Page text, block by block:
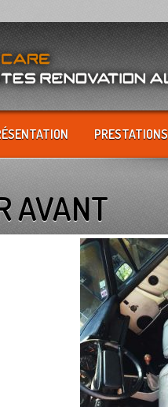
PRESTATIONS
AVANT